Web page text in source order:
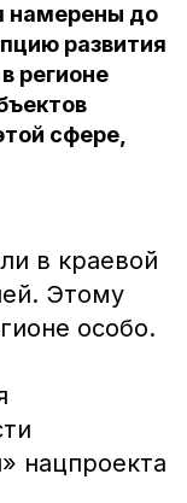
намерены до
развития
регионе
сфере,
в краевой
Этому
особо.
нацпроекта